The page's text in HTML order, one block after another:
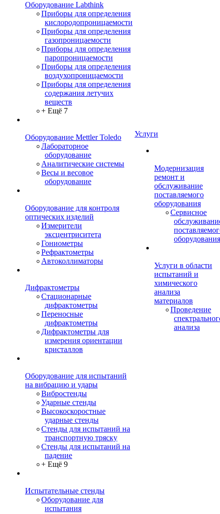
Оборудование Labthink
Приборы для определения
кислородопроницаемости
Приборы для определения
газопроницаемости
Приборы для определения
паропроницаемости
Приборы для определения
воздухопроницаемости
Приборы для определения
содержания летучих
веществ
+ Ещё 7
Оборудование Mettler Toledo
Лабораторное
оборудование
Аналитические системы
Весы и весовое
оборудование
Оборудование для контроля
оптических изделий
Измерители
эксцентриситета
Гониометры
Рефрактометры
Автоколлиматоры
Дифрактометры
Стационарные
дифрактометры
Переносные
дифрактометры
Дифрактометры для
измерения ориентации
кристаллов
Оборудование для испытаний
на вибрацию и удары
Вибростенды
Ударные стенды
Высокоскоростные
ударные стенды
Стенды для испытаний на
транспортную тряску
Стенды для испытаний на
падение
+ Ещё 9
Испытательные стенды
Оборудование для
испытания
Услуги
Модернизация
ремонт и
обслуживание
поставляемого
оборудования
Сервисное
оборудования
Услуги в области
испытаний и
химического
анализа
материалов
Проведение
анализа